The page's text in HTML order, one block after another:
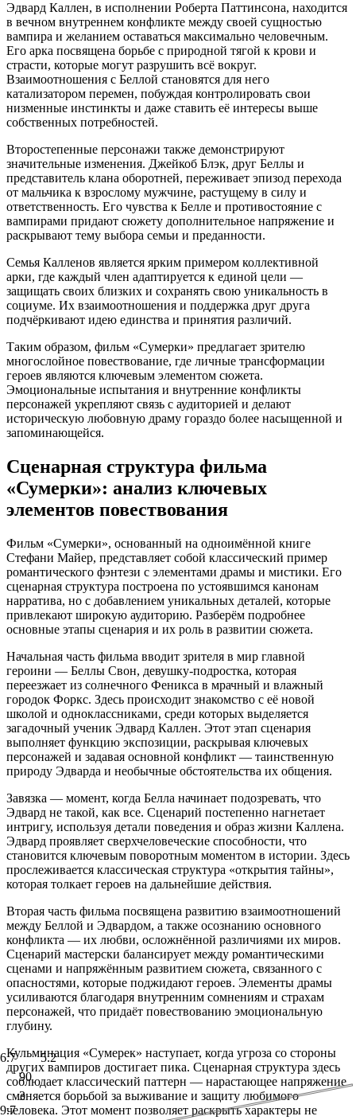
6.7
5.2
90
3
9.7
Эдвард Каллен, в исполнении Роберта Паттинсона, находится
в вечном внутреннем конфликте между своей сущностью
вампира и желанием оставаться максимально человечным.
Его арка посвящена борьбе с природной тягой к крови и
страсти, которые могут разрушить всё вокруг.
Взаимоотношения с Беллой становятся для него
катализатором перемен, побуждая контролировать свои
низменные инстинкты и даже ставить её интересы выше
собственных потребностей.
Второстепенные персонажи также демонстрируют
значительные изменения. Джейкоб Блэк, друг Беллы и
представитель клана оборотней, переживает эпизод перехода
от мальчика к взрослому мужчине, растущему в силу и
ответственность. Его чувства к Белле и противостояние с
вампирами придают сюжету дополнительное напряжение и
раскрывают тему выбора семьи и преданности.
Семья Калленов является ярким примером коллективной
арки, где каждый член адаптируется к единой цели —
защищать своих близких и сохранять свою уникальность в
социуме. Их взаимоотношения и поддержка друг друга
подчёркивают идею единства и принятия различий.
Таким образом, фильм «Сумерки» предлагает зрителю
многослойное повествование, где личные трансформации
героев являются ключевым элементом сюжета.
Эмоциональные испытания и внутренние конфликты
персонажей укрепляют связь с аудиторией и делают
историческую любовную драму гораздо более насыщенной и
запоминающейся.
Сценарная структура фильма
«Сумерки»: анализ ключевых
элементов повествования
Фильм «Сумерки», основанный на одноимённой книге
Стефани Майер, представляет собой классический пример
романтического фэнтези с элементами драмы и мистики. Его
сценарная структура построена по устоявшимся канонам
нарратива, но с добавлением уникальных деталей, которые
привлекают широкую аудиторию. Разберём подробнее
основные этапы сценария и их роль в развитии сюжета.
Начальная часть фильма вводит зрителя в мир главной
героини — Беллы Свон, девушку-подростка, которая
переезжает из солнечного Феникса в мрачный и влажный
городок Форкс. Здесь происходит знакомство с её новой
школой и одноклассниками, среди которых выделяется
загадочный ученик Эдвард Каллен. Этот этап сценария
выполняет функцию экспозиции, раскрывая ключевых
персонажей и задавая основной конфликт — таинственную
природу Эдварда и необычные обстоятельства их общения.
Завязка — момент, когда Белла начинает подозревать, что
Эдвард не такой, как все. Сценарий постепенно нагнетает
интригу, используя детали поведения и образ жизни Каллена.
Эдвард проявляет сверхчеловеческие способности, что
становится ключевым поворотным моментом в истории. Здесь
прослеживается классическая структура «открытия тайны»,
которая толкает героев на дальнейшие действия.
Вторая часть фильма посвящена развитию взаимоотношений
между Беллой и Эдвардом, а также осознанию основного
конфликта — их любви, осложнённой различиями их миров.
Сценарий мастерски балансирует между романтическими
сценами и напряжённым развитием сюжета, связанного с
опасностями, которые поджидают героев. Элементы драмы
усиливаются благодаря внутренним сомнениям и страхам
персонажей, что придаёт повествованию эмоциональную
глубину.
Кульминация «Сумерек» наступает, когда угроза со стороны
других вампиров достигает пика. Сценарная структура здесь
соблюдает классический паттерн — нарастающее напряжение
сменяется борьбой за выживание и защиту любимого
человека. Этот момент позволяет раскрыть характеры не